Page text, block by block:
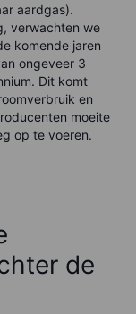
aardgas).
verwachten we
komende jaren
ongeveer 3
Dit komt
en
moeite
op te voeren.
de